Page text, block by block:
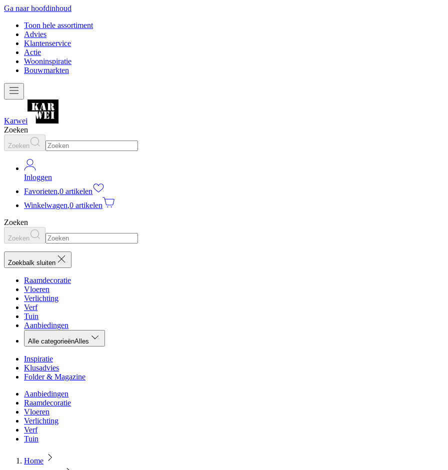
Ga naar hoofdinhoud
Toon hele assortiment
Advies
Klantenservice
Actie
Wooninspiratie
Bouwmarkten
Karwei
Zoeken
Zoeken
Inloggen
Favorieten,0 artikelen
Winkelwagen,0 artikelen
Zoeken
Zoeken
Zoekbalk sluiten
Raamdecoratie
Vloeren
Verlichting
Verf
Tuin
Aanbiedingen
Alle categorieënAlles
Inspiratie
Klusadvies
Folder & Magazine
Aanbiedingen
Raamdecoratie
Vloeren
Verlichting
Verf
Tuin
Home